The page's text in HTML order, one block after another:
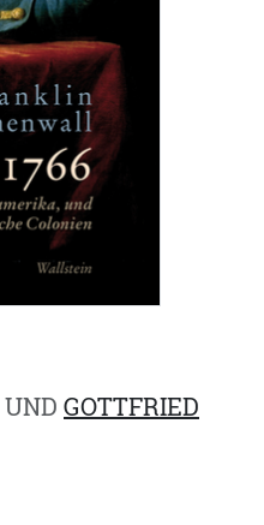
UND GOTTFRIED